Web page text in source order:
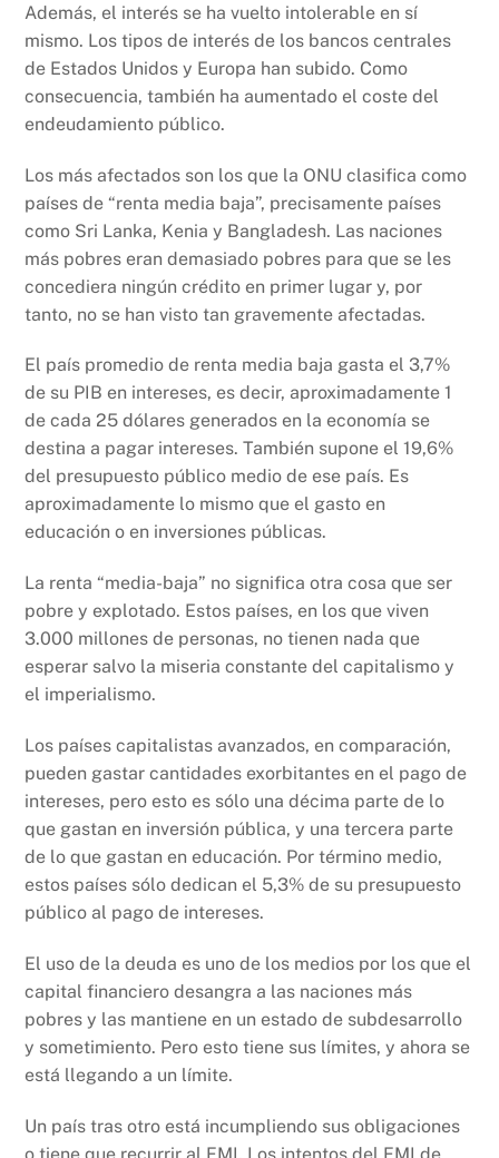
Además, el interés se ha vuelto intolerable en sí
mismo. Los tipos de interés de los bancos centrales
de Estados Unidos y Europa han subido. Como
consecuencia, también ha aumentado el coste del
endeudamiento público.
Los más afectados son los que la ONU clasifica como
países de “renta media baja”, precisamente países
como Sri Lanka, Kenia y Bangladesh. Las naciones
más pobres eran demasiado pobres para que se les
concediera ningún crédito en primer lugar y, por
tanto, no se han visto tan gravemente afectadas.
El país promedio de renta media baja gasta el 3,7%
de su PIB en intereses, es decir, aproximadamente 1
de cada 25 dólares generados en la economía se
destina a pagar intereses. También supone el 19,6%
del presupuesto público medio de ese país. Es
aproximadamente lo mismo que el gasto en
educación o en inversiones públicas.
La renta “media-baja” no significa otra cosa que ser
pobre y explotado. Estos países, en los que viven
3.000 millones de personas, no tienen nada que
esperar salvo la miseria constante del capitalismo y
el imperialismo.
Los países capitalistas avanzados, en comparación,
pueden gastar cantidades exorbitantes en el pago de
intereses, pero esto es sólo una décima parte de lo
que gastan en inversión pública, y una tercera parte
de lo que gastan en educación. Por término medio,
estos países sólo dedican el 5,3% de su presupuesto
público al pago de intereses.
El uso de la deuda es uno de los medios por los que el
capital financiero desangra a las naciones más
pobres y las mantiene en un estado de subdesarrollo
y sometimiento. Pero esto tiene sus límites, y ahora se
está llegando a un límite.
Un país tras otro está incumpliendo sus obligaciones
o tiene que recurrir al FMI. Los intentos del FMI de